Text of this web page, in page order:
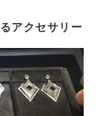
アクセサリー